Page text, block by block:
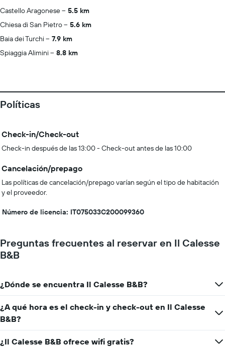
Castello Aragonese
5.5 km
Chiesa di San Pietro
5.6 km
Baia dei Turchi
7.9 km
Spiaggia Alimini
8.8 km
Políticas
Check-in/Check-out
Check-in después de las 13:00 - Check-out antes de las 10:00
Cancelación/prepago
Las políticas de cancelación/prepago varían según el tipo de habitación
y el proveedor.
Número de licencia: IT075033C200099360
Preguntas frecuentes al reservar en Il Calesse
B&B
¿Dónde se encuentra Il Calesse B&B?
¿A qué hora es el check-in y check-out en Il Calesse
B&B?
¿Il Calesse B&B ofrece wifi gratis?